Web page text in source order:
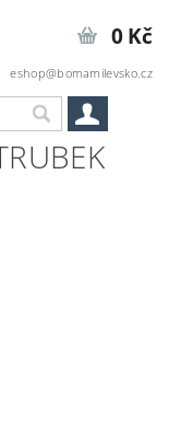
eshop@bomamilevsko.cz
0 Kč